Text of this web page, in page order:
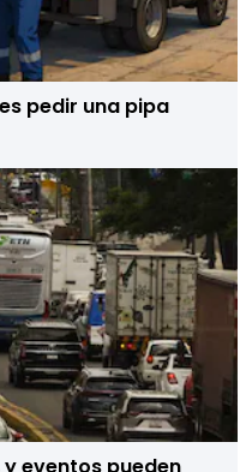
pedir una pipa